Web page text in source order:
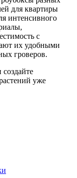
для квартиры
интенсивного
с
их удобными
гроверов.
уже